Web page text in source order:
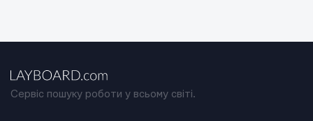
Сервіс пошуку роботи у всьому світі.